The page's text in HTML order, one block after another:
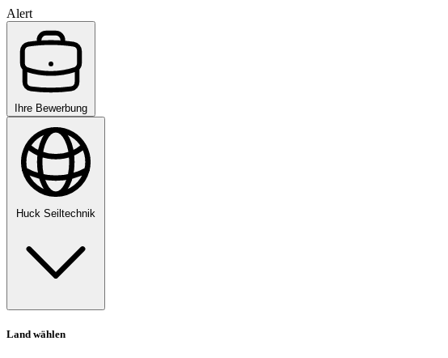
Alert
Ihre Bewerbung
Huck Seiltechnik
Land wählen